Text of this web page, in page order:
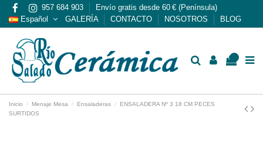
957 684 903
Envío gratis desde 60 € (Península)
Español
GALERÍA CONTACTO NOSOTROS BLOG
Inicio Menaje Mesa Ensaladeras
ENSALADERA Nº 3 18 CM PECES
SURTIDOS